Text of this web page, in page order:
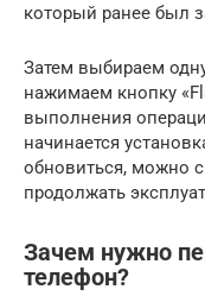
который ранее был
Затем выбираем
нажимаем кнопку
выполнения
начинается
обновиться, можно
продолжать
Зачем нужно
телефон?